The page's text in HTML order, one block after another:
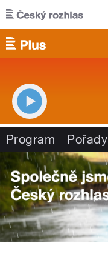
Přejít k hlavnímu obsahu
Program Pořady